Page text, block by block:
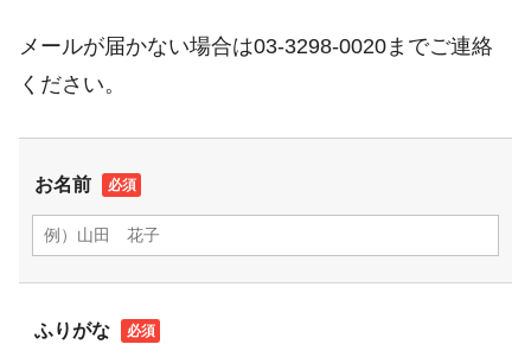
メールが届かない場合は03‐3298‐0020までご連絡
ください。
お名前
ふりがな